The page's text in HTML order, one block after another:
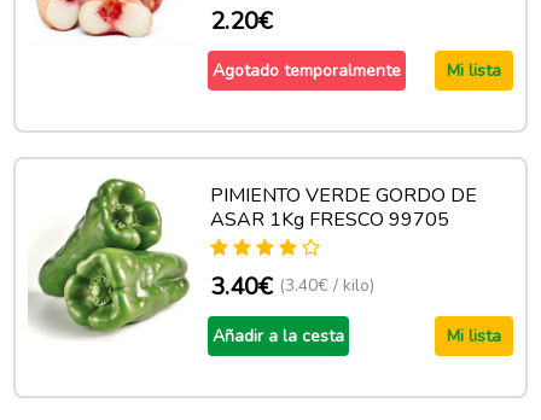
2.20€
Agotado temporalmente Mi lista
PIMIENTO VERDE GORDO DE
ASAR 1Kg FRESCO 99705
3.40€ (3.40€ / kilo)
Añadir a la cesta Mi lista